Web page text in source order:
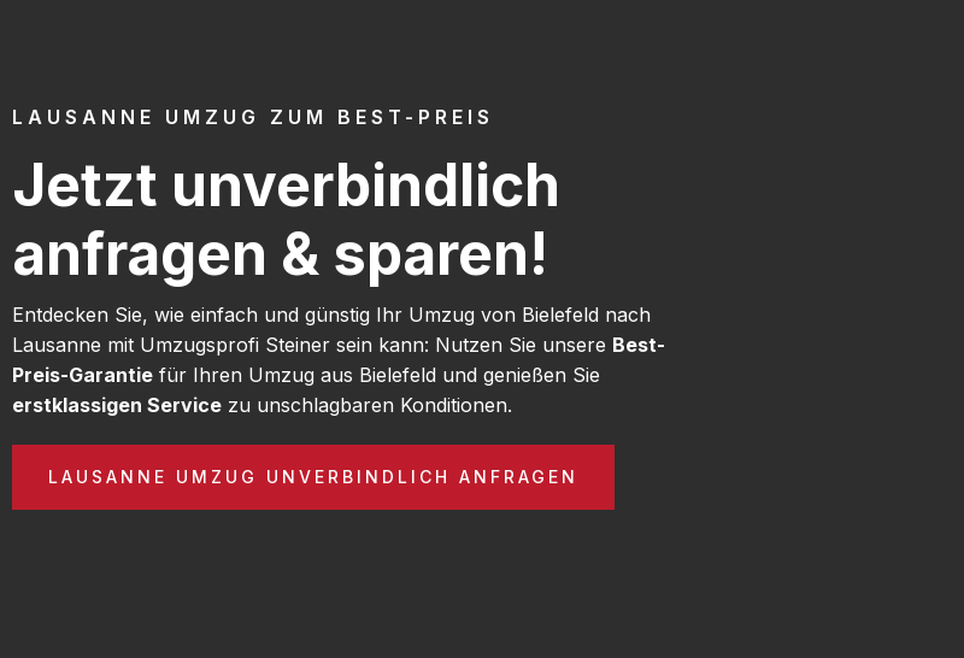
LAUSANNE UMZUG ZUM BEST-PREIS
Jetzt unverbindlich
anfragen & sparen!
Entdecken Sie, wie einfach und günstig Ihr Umzug von Bielefeld nach
Lausanne mit Umzugsprofi Steiner sein kann: Nutzen Sie unsere Best-
Preis-Garantie für Ihren Umzug aus Bielefeld und genießen Sie
erstklassigen Service zu unschlagbaren Konditionen.
LAUSANNE UMZUG UNVERBINDLICH ANFRAGEN